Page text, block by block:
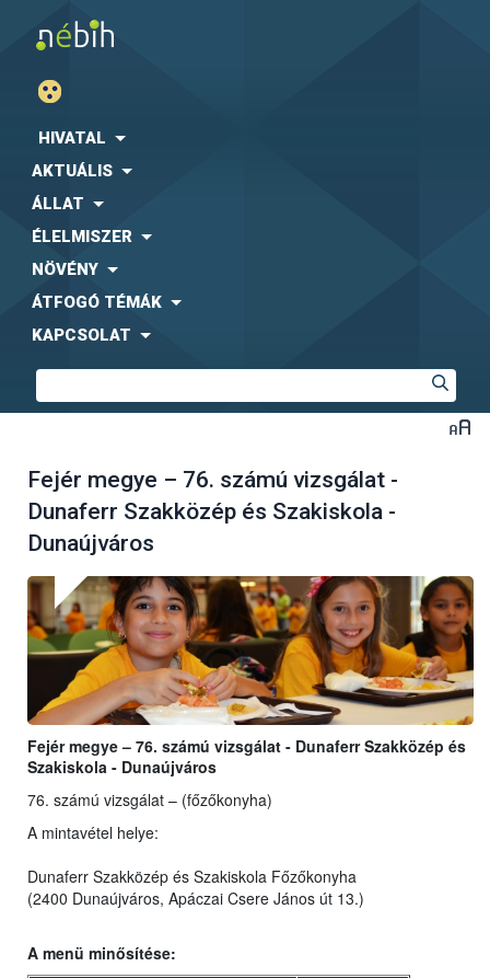
HIVATAL
AKTUÁLIS
ÁLLAT
ÉLELMISZER
NÖVÉNY
ÁTFOGÓ TÉMÁK
KAPCSOLAT
Fejér megye – 76. számú vizsgálat -
Dunaferr Szakközép és Szakiskola -
Dunaújváros
Fejér megye – 76. számú vizsgálat - Dunaferr Szakközép és
Szakiskola - Dunaújváros
76. számú vizsgálat – (főzőkonyha)
A mintavétel helye:
Dunaferr Szakközép és Szakiskola Főzőkonyha
(2400 Dunaújváros, Apáczai Csere János út 13.)
A menü minősítése: